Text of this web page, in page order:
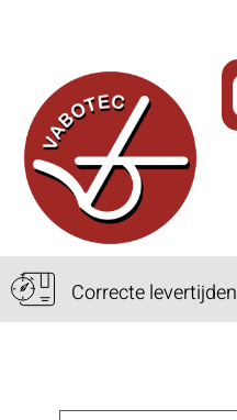
Correcte levertijden